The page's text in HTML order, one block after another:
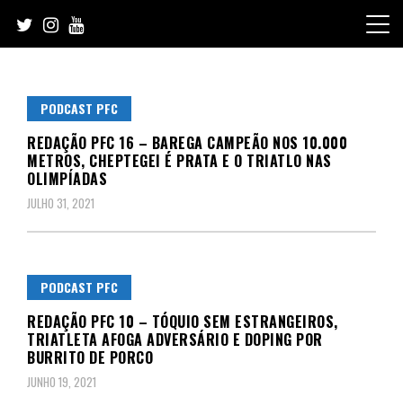
content
PODCAST PFC
REDAÇÃO PFC 16 – BAREGA CAMPEÃO NOS 10.000
METROS, CHEPTEGEI É PRATA E O TRIATLO NAS
OLIMPÍADAS
JULHO 31, 2021
PODCAST PFC
REDAÇÃO PFC 10 – TÓQUIO SEM ESTRANGEIROS,
TRIATLETA AFOGA ADVERSÁRIO E DOPING POR
BURRITO DE PORCO
JUNHO 19, 2021